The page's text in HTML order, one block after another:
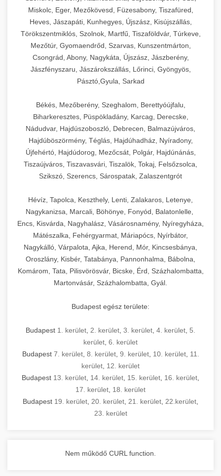
Miskolc, Eger, Mezőkövesd, Füzesabony, Tiszafüred,
Heves, Jászapáti, Kunhegyes, Újszász, Kisújszállás,
Törökszentmiklós, Szolnok, Martfű, Tiszaföldvár, Túrkeve,
Mezőtúr, Gyomaendrőd, Szarvas, Kunszentmárton,
Csongrád, Abony, Nagykáta, Újszász, Jászberény,
Jászfényszaru, Jászárokszállás, Lőrinci, Gyöngyös,
Pásztó,Gyula, Sarkad
Békés, Mezőberény, Szeghalom, Berettyóújfalu,
Biharkeresztes, Püspökladány, Karcag, Derecske,
Nádudvar, Hajdúszoboszló, Debrecen, Balmazújváros,
Hajdúböszörmény, Téglás, Hajdúhadház, Nyíradony,
Újfehértó, Hajdúdorog, Mezőcsát, Polgár, Hajdúnánás,
Tiszaújváros, Tiszavasvári, Tiszalök, Tokaj, Felsőzsolca,
Szikszó, Szerencs, Sárospatak, Zalaszentgrót
Hévíz, Tapolca, Keszthely, Lenti, Zalakaros, Letenye,
Nagykanizsa, Marcali, Böhönye, Fonyód, Balatonlelle,
Encs, Kisvárda, Nagyhalász, Vásárosnamény, Nyíregyháza,
Mátészalka, Fehérgyarmat, Máriapócs, Nyírbátor,
Nagykálló, Várpalota, Ajka, Herend, Mór, Kincsesbánya,
Oroszlány, Kisbér, Tatabánya, Pannonhalma, Bábolna,
Komárom, Tata, Pilisvörösvár, Bicske, Érd, Százhalombatta,
Martonvásár, Százhalombatta, Gyál.
Budapest egész területe:
Budapest 1. kerület 2. kerület 3. kerület 4. kerület 5.
kerület 6. kerület
Budapest 7. kerület, 8. kerület, 9. kerület, 10. kerület, 11.
kerület 12. kerület
Budapest 13. kerület 14. kerület 15. kerület 16. kerület
17. kerület 18. kerület
Budapest 19. kerület 20. kerület 21. kerület 22.kerület
23. kerület
Nem működő CURL function.